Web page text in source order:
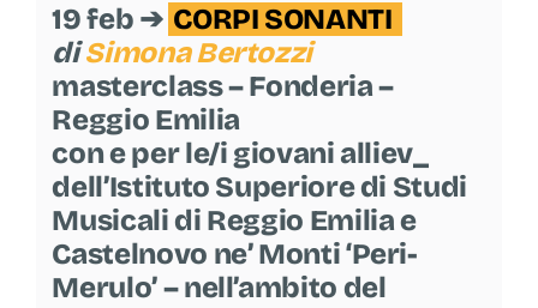
19 feb ➔ CORPI SONANTI
diSimona Bertozzi
masterclass – Fonderia –
Reggio Emilia
con e per le/i giovani alliev_
dell’Istituto Superiore di Studi
Musicali di Reggio Emilia e
Castelnovo ne’ Monti ‘Peri-
Merulo’ – nell’ambito del